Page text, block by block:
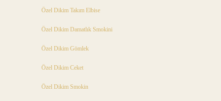
Özel Dikim Takım Elbise
Özel Dikim Damatlık Smokini
Özel Dikim Gömlek
Özel Dikim Ceket
Özel Dikim Smokin